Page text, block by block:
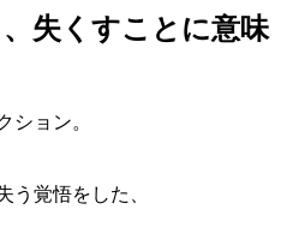
失くすことに意味
ョン。
う覚悟をした、